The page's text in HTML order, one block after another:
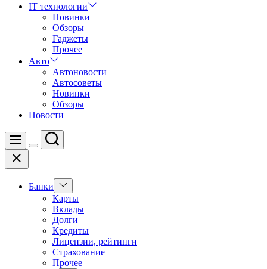
IT технологии
Новинки
Обзоры
Гаджеты
Прочее
Авто
Автоновости
Автосоветы
Новинки
Обзоры
Новости
Меню
Цвет
Поиск
Закрыть
Банки
Показать
подменю
Карты
Вклады
Долги
Кредиты
Лицензии, рейтинги
Страхование
Прочее